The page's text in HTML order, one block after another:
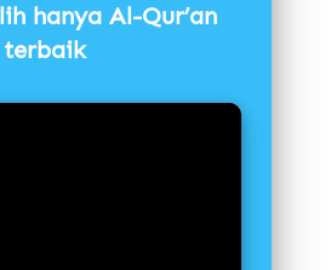
hanya Al-Qur’an
terbaik